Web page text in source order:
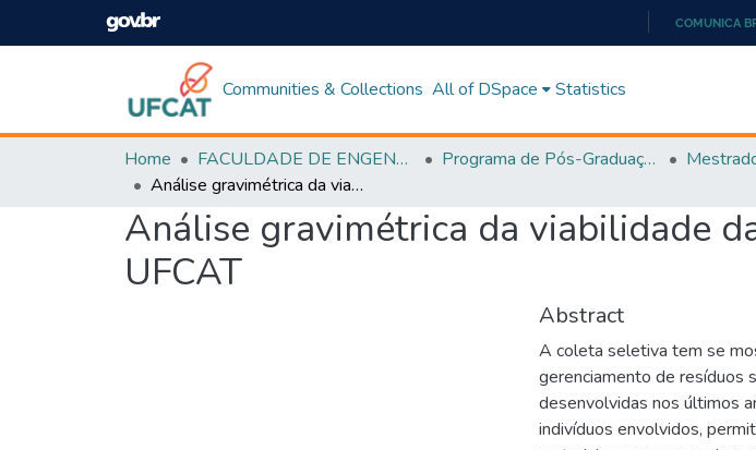
COMUNICA
Communities & Collections All of DSpace Statistics
Home FACULDADE DE ENGENHARIA Programa de Pós-Graduação em Engenharia de Produção (PPGEP)
Análise gravimétrica da viabilidade da implantação da coleta seletiva na UFCAT
Análise gravimétrica da viabilidade
UFCAT
Abstract
A coleta seletiva tem se
gerenciamento de resíduos
desenvolvidas nos últimos
indivíduos envolvidos,